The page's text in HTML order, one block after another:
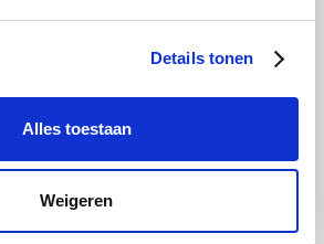
Details tonen
Alles toestaan
Weigeren
Shein Bergfreunde Smartwatchbanden